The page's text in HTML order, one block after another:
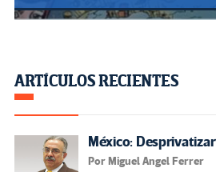
ARTÍCULOS RECIENTES
México:
Por Miguel Angel Ferrer